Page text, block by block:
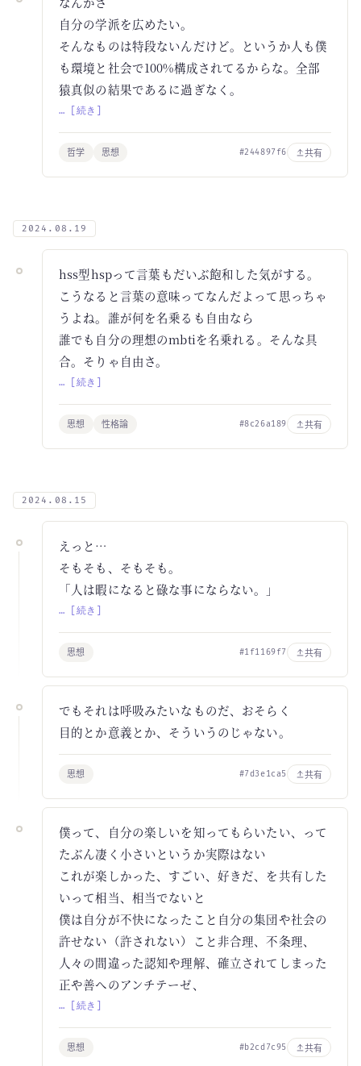
自分の学派を広めたい。
そんなものは特段ないんだけど。というか人も僕
も環境と社会で100%構成されてるからな。全部
猿真似の結果であるに過ぎなく。
… [続き]
哲学 思想 #244897f6 共有
2024.08.19
hss型hspって言葉もだいぶ飽和した気がする。
こうなると言葉の意味ってなんだよって思っちゃ
うよね。誰が何を名乗るも自由なら
誰でも自分の理想のmbtiを名乗れる。そんな具
合。そりゃ自由さ。
… [続き]
思想 性格論 #8c26a189 共有
2024.08.15
えっと…
そもそも、そもそも。
「人は暇になると碌な事にならない。」
… [続き]
思想 #1f1169f7 共有
でもそれは呼吸みたいなものだ、おそらく
目的とか意義とか、そういうのじゃない。
思想 #7d3e1ca5 共有
僕って、自分の楽しいを知ってもらいたい、って
たぶん凄く小さいというか実際はない
これが楽しかった、すごい、好きだ、を共有した
いって相当、相当でないと
僕は自分が不快になったこと自分の集団や社会の
許せない（許されない）こと非合理、不条理、
人々の間違った認知や理解、確立されてしまった
正や善へのアンチテーゼ、
… [続き]
思想 #b2cd7c95 共有